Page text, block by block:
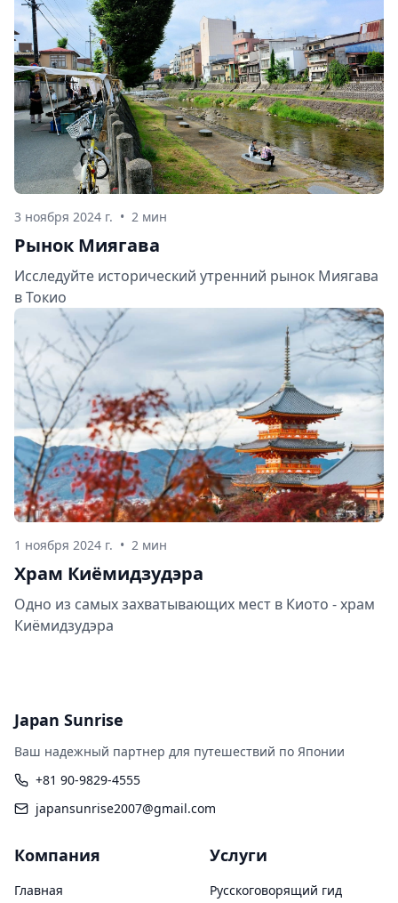
3 ноября 2024 г. • 2 мин
Рынок Миягава
Исследуйте исторический утренний рынок Миягава
в Токио
1 ноября 2024 г. • 2 мин
Храм Киёмидзудэра
Одно из самых захватывающих мест в Киото - храм
Киёмидзудэра
Japan Sunrise
Ваш надежный партнер для путешествий по Японии
+81 90-9829-4555
japansunrise2007@gmail.com
Компания
Главная
Услуги
Русскоговорящий гид